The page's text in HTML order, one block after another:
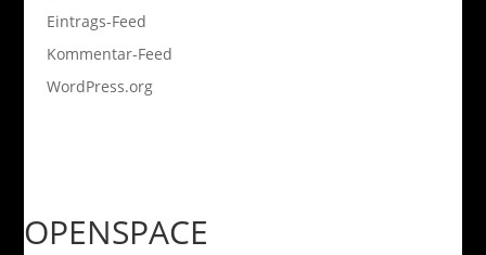
Eintrags-Feed
Kommentar-Feed
WordPress.org
OPENSPACE